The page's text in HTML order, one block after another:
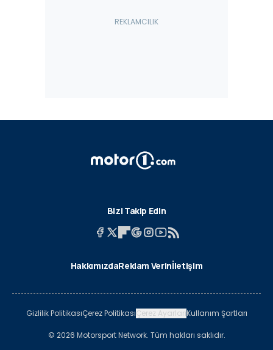
Bizi Takip Edin
HakkımızdaReklam Verinİletişim
Gizlilik PolitikasıÇerez PolitikasıÇerez AyarlarıKullanım Şartları
© 2026 Motorsport Network. Tüm hakları saklıdır.